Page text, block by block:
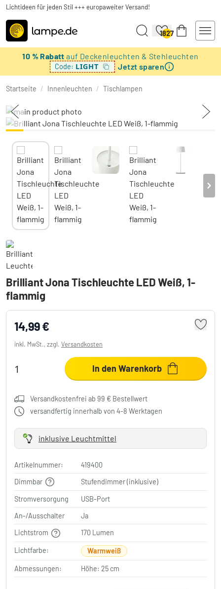
Lichtideen für jeden Stil +++ europaweiter Versand!
1827
10 % Rabattauf Deckenleuchten & Stehleuchten
Code: LIGHT Jetzt sparen
Startseite / Innenleuchten / Tischlampen
Brilliant Jona Tischleuchte LED Weiß, 1-
flammig
14,99 €
inkl. MwSt., zzgl. Versandkosten
In den Warenkorb
Versandkostenfrei ab 99 € Bestellwert
versandfertig innerhalb von 4-8 Werktagen
inklusive Leuchtmittel
Artikelnummer:
419400
Dimmbar
Stufendimmer (inklusive)
Stromversorgung
USB-Port
An-/Ausschalter
Ja
Lichtstrom
170 Lumen
Lichtfarbe: Warmweiß
Abmessungen: Höhe: 25 cm